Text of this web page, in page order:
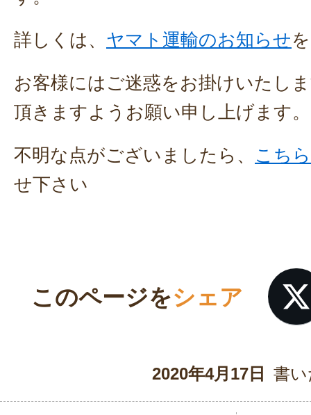
詳しくは、 ヤマト運輸のお知らせ
お客様にはご迷惑をお掛けいたし
頂きますようお願い申し上げます。
不明な点がございましたら、
こちら
せ下さい
このページをシェア
2020年4月17日 書